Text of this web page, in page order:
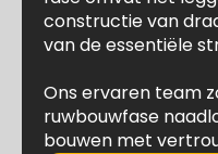
constructie van
van de essentiële
Ons ervaren team
ruwbouwfase
bouwen met